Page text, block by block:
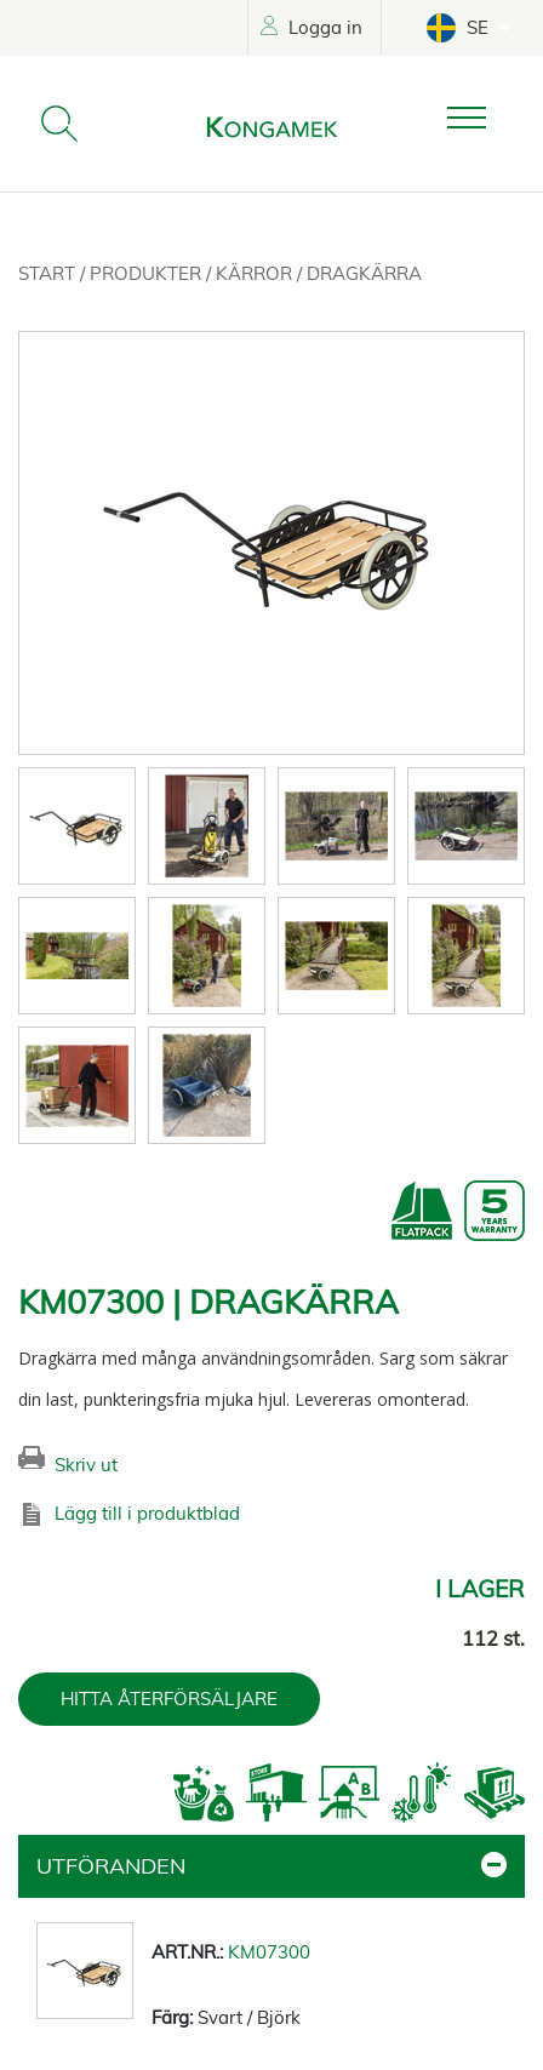
Logga in SE
START / PRODUKTER / KÄRROR / DRAGKÄRRA
KM07300 | DRAGKÄRRA
Dragkärra med många användningsområden. Sarg som säkrar
din last, punkteringsfria mjuka hjul. Levereras omonterad.
Skriv ut
Lägg till i produktblad
I LAGER
112 st.
HITTA ÅTERFÖRSÄLJARE
UTFÖRANDEN
KM07300
Svart / Björk